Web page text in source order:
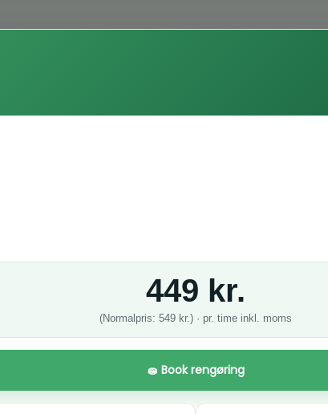
449 kr.
(Normalpris: 549 kr.) · pr. time inkl. moms
🧽 Book rengøring